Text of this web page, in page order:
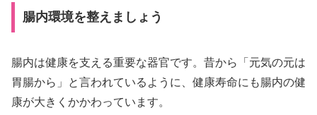
腸内環境を整えましょう
腸内は健康を支える重要な器官です。昔から「元気の元は
胃腸から」と言われているように、健康寿命にも腸内の健
康が大きくかかわっています。